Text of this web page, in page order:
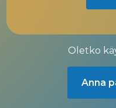
Oletko
Anna